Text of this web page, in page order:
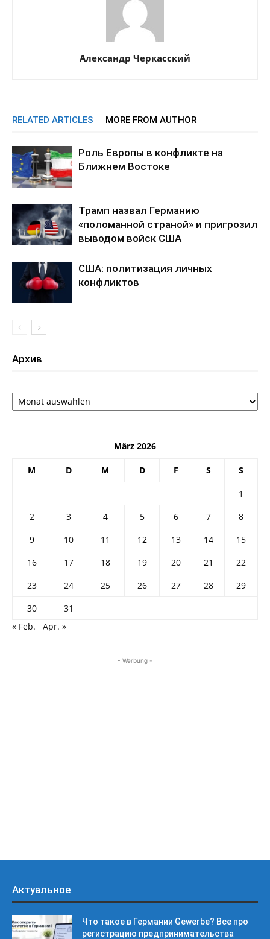
Александр Черкасский
RELATED ARTICLES MORE FROM AUTHOR
Роль Европы в конфликте на
Ближнем Востоке
Трамп назвал Германию
«поломанной страной» и пригрозил
выводом войск США
США: политизация личных
конфликтов
Архив
Архив
März 2026
M D M D F S S
1
2
3 4 5 6 7
8
9
10 11 12 13 14
15
16
17 18 19 20 21
22
23
24 25 26 27 28
29
30
31
« Feb.
Apr. »
- Werbung -
Актуальное
Что такое в Германии Gewerbe? Все про
регистрацию предпринимательства